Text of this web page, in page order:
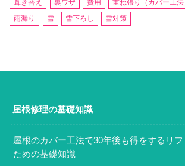
葺き替え
裏ワザ 費用 重ね張り（カバー工法
雨漏り
雪 雪下ろし 雪対策
屋根修理の基礎知識
屋根のカバー工法で30年後も得をするリ
ための基礎知識